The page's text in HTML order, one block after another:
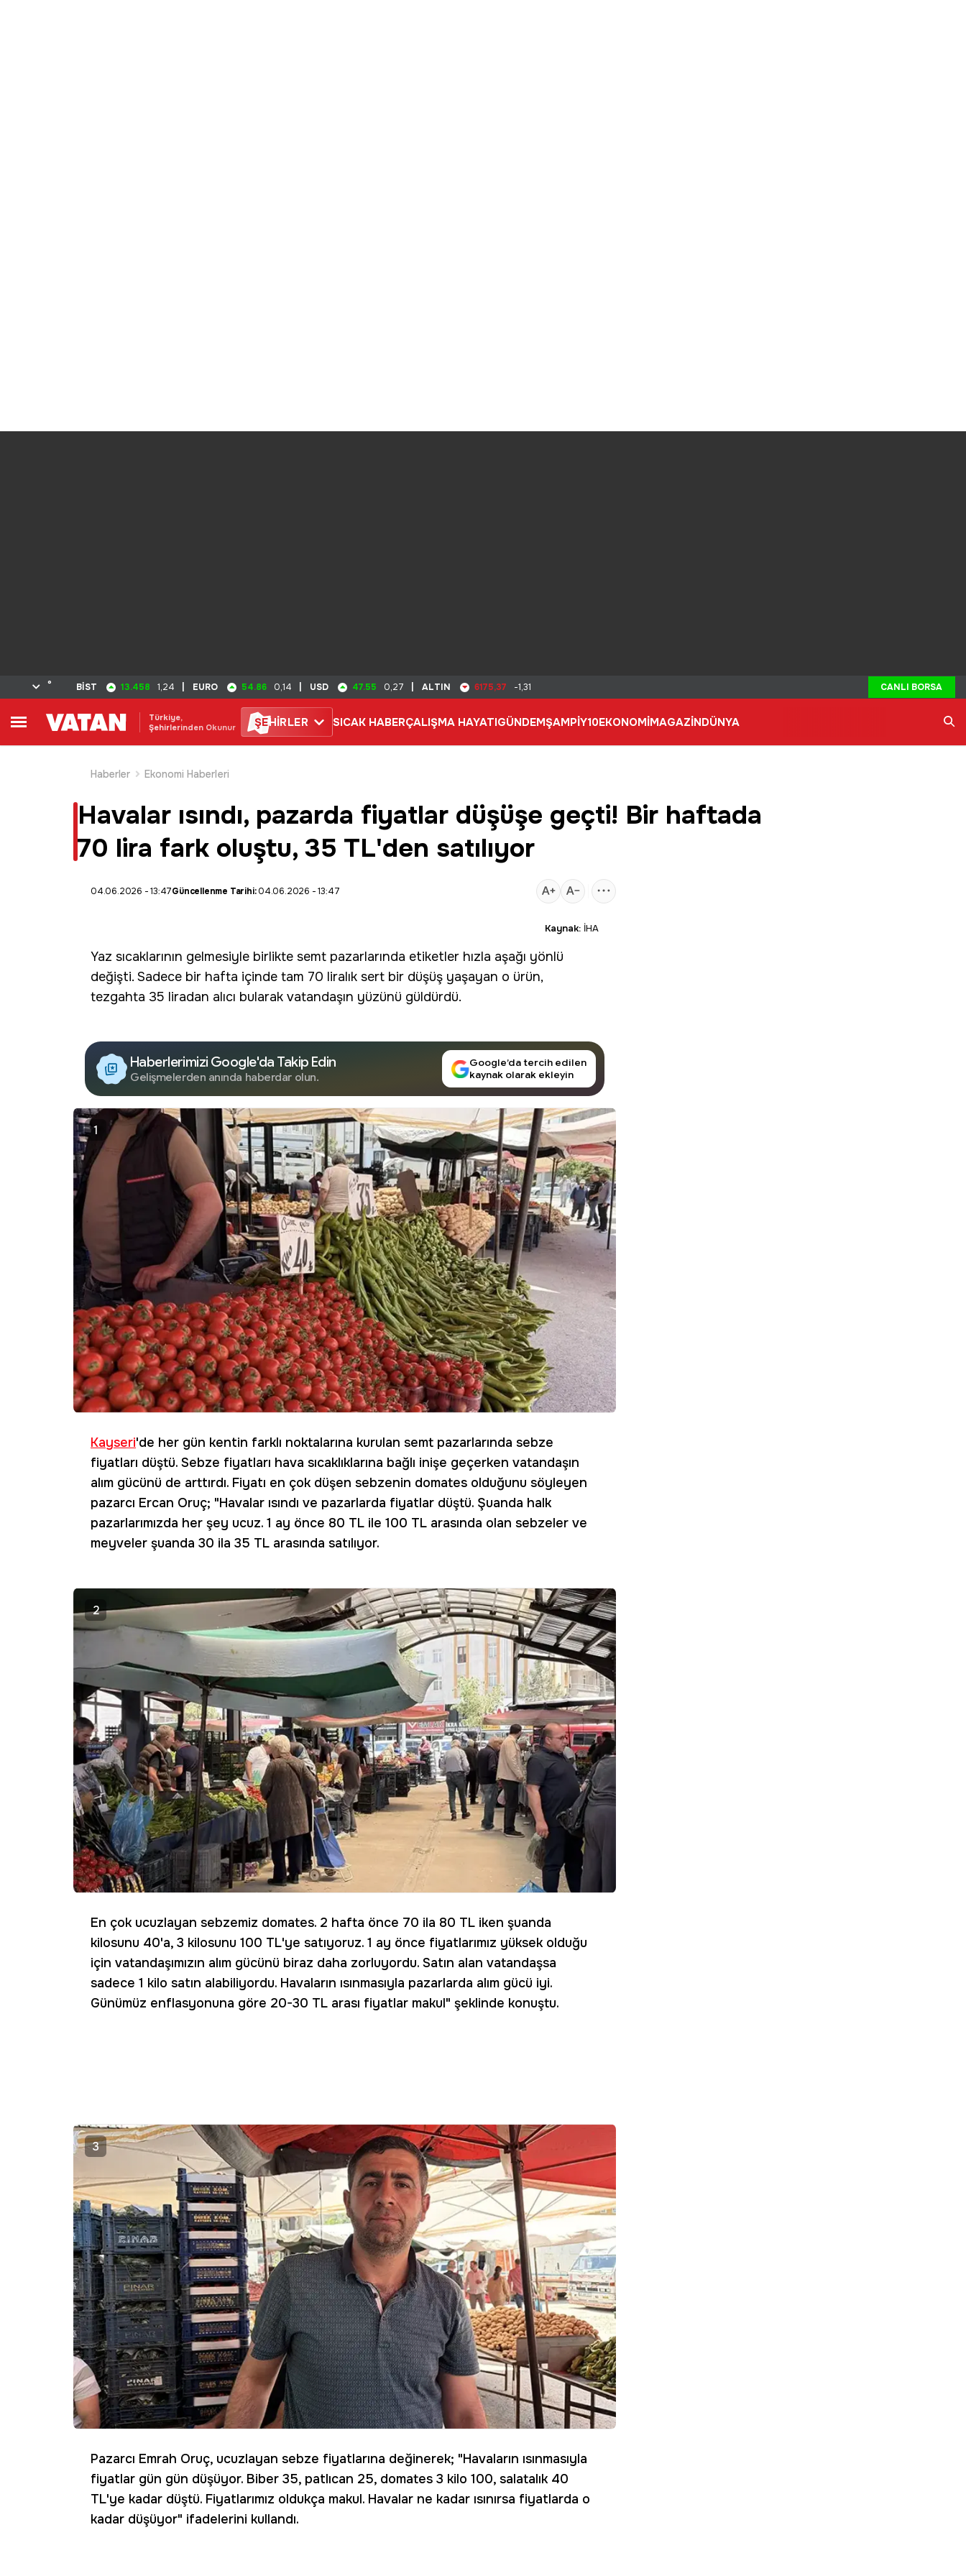
° BİST 13.458 1,24 EURO 54.86 0,14 USD 47.55 0,27 ALTIN 6175,37 -1,31 CANLI BORSA
Türkiye,
Şehirlerinden Okunur
ŞEHİRLER SICAK HABERÇALIŞMA HAYATIGÜNDEMŞAMPİY10EKONOMİMAGAZİNDÜNYA
Haberler
Ekonomi Haberleri
Havalar ısındı, pazarda fiyatlar düşüşe geçti! Bir haftada
70 lira fark oluştu, 35 TL'den satılıyor
04.06.2026 - 13:47Güncellenme Tarihi:04.06.2026 - 13:47
Kaynak: İHA
Yaz sıcaklarının gelmesiyle birlikte semt pazarlarında etiketler hızla aşağı yönlü
değişti. Sadece bir hafta içinde tam 70 liralık sert bir düşüş yaşayan o ürün,
tezgahta 35 liradan alıcı bularak vatandaşın yüzünü güldürdü.
Haberlerimizi Google'da Takip Edin
Gelişmelerden anında haberdar olun.
Google’da tercih edilen
kaynak olarak ekleyin
1
Kayseri'de her gün kentin farklı noktalarına kurulan semt pazarlarında sebze
fiyatları düştü. Sebze fiyatları hava sıcaklıklarına bağlı inişe geçerken vatandaşın
alım gücünü de arttırdı. Fiyatı en çok düşen sebzenin domates olduğunu söyleyen
pazarcı Ercan Oruç; "Havalar ısındı ve pazarlarda fiyatlar düştü. Şuanda halk
pazarlarımızda her şey ucuz. 1 ay önce 80 TL ile 100 TL arasında olan sebzeler ve
meyveler şuanda 30 ila 35 TL arasında satılıyor.
2
En çok ucuzlayan sebzemiz domates. 2 hafta önce 70 ila 80 TL iken şuanda
kilosunu 40'a, 3 kilosunu 100 TL'ye satıyoruz. 1 ay önce fiyatlarımız yüksek olduğu
için vatandaşımızın alım gücünü biraz daha zorluyordu. Satın alan vatandaşsa
sadece 1 kilo satın alabiliyordu. Havaların ısınmasıyla pazarlarda alım gücü iyi.
Günümüz enflasyonuna göre 20-30 TL arası fiyatlar makul" şeklinde konuştu.
3
Pazarcı Emrah Oruç, ucuzlayan sebze fiyatlarına değinerek; "Havaların ısınmasıyla
fiyatlar gün gün düşüyor. Biber 35, patlıcan 25, domates 3 kilo 100, salatalık 40
TL'ye kadar düştü. Fiyatlarımız oldukça makul. Havalar ne kadar ısınırsa fiyatlarda o
kadar düşüyor" ifadelerini kullandı.